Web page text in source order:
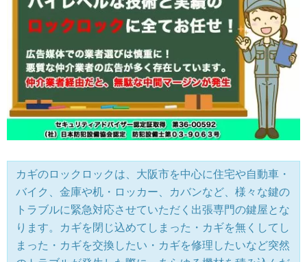
カギのロックロックは、大阪市を中心に住宅や自動車・
バイク、金庫や机・ロッカー、カバンなど、様々な鍵の
トラブルに緊急対応させていただく出張専門の鍵屋とな
ります。カギを閉じ込めてしまった・カギを無くしてし
まった・カギを交換したい・カギを修理したいなど突然